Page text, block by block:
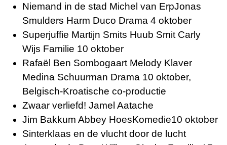
Niemand in de stad Michel van ErpJonas
Smulders Harm Duco Drama 4 oktober
Superjuffie Martijn Smits Huub Smit Carly
Wijs Familie 10 oktober
Rafaël Ben Sombogaart Melody Klaver
Medina Schuurman Drama 10 oktober,
Belgisch-Kroatische co-productie
Zwaar verliefd! Jamel Aatache
Jim Bakkum Abbey HoesKomedie10 oktober
Sinterklaas en de vlucht door de lucht